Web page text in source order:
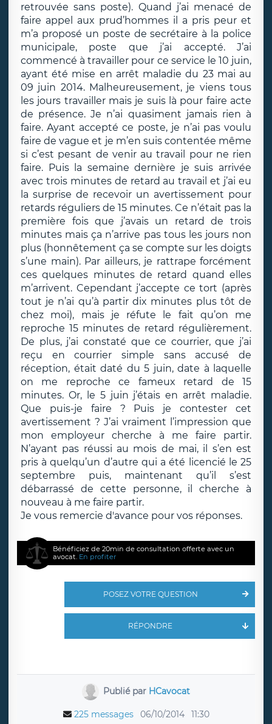
retrouvée sans poste). Quand j’ai menacé de
faire appel aux prud’hommes il a pris peur et
m’a proposé un poste de secrétaire à la police
municipale, poste que j’ai accepté. J’ai
commencé à travailler pour ce service le 10 juin,
ayant été mise en arrêt maladie du 23 mai au
09 juin 2014. Malheureusement, je viens tous
les jours travailler mais je suis là pour faire acte
de présence. Je n’ai quasiment jamais rien à
faire. Ayant accepté ce poste, je n’ai pas voulu
faire de vague et je m’en suis contentée même
si c’est pesant de venir au travail pour ne rien
faire. Puis la semaine dernière je suis arrivée
avec trois minutes de retard au travail et j’ai eu
la surprise de recevoir un avertissement pour
retards réguliers de 15 minutes. Ce n’était pas la
première fois que j’avais un retard de trois
minutes mais ça n’arrive pas tous les jours non
plus (honnêtement ça se compte sur les doigts
s’une main). Par ailleurs, je rattrape forcément
ces quelques minutes de retard quand elles
m’arrivent. Cependant j’accepte ce tort (après
tout je n’ai qu’à partir dix minutes plus tôt de
chez moi), mais je réfute le fait qu’on me
reproche 15 minutes de retard régulièrement.
De plus, j’ai constaté que ce courrier, que j’ai
reçu en courrier simple sans accusé de
réception, était daté du 5 juin, date à laquelle
on me reproche ce fameux retard de 15
minutes. Or, le 5 juin j’étais en arrêt maladie.
Que puis-je faire ? Puis je contester cet
avertissement ? J’ai vraiment l’impression que
mon employeur cherche à me faire partir.
N’ayant pas réussi au mois de mai, il s’en est
pris à quelqu’un d’autre qui a été licencié le 25
septembre puis, maintenant qu’il s’est
débarrassé de cette personne, il cherche à
nouveau à me faire partir.
Je vous remercie d'avance pour vos réponses.
Bénéficiez de 20min de consultation offerte avec un
avocat. En profiter
POSEZ VOTRE QUESTION
RÉPONDRE
Publié par HCavocat
225 messages 06/10/2014 11:30